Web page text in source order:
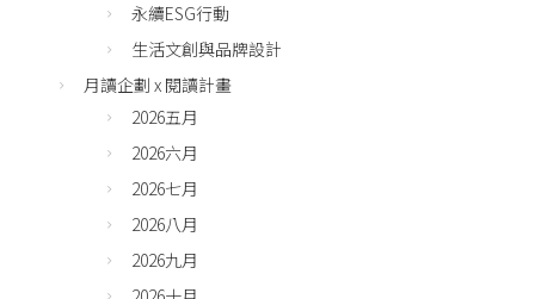
永續ESG行動
生活文創與品牌設計
月讀企劃 x 閱讀計畫
2026五月
2026六月
2026七月
2026八月
2026九月